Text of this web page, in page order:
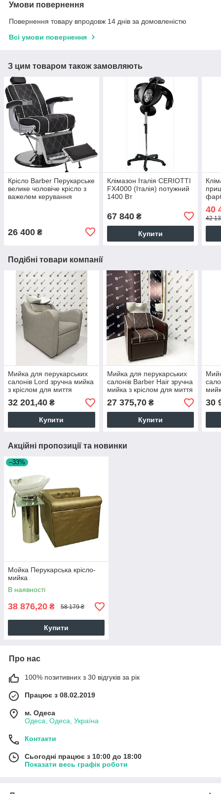
Умови повернення
Повернення товару впродовж 14 днів за домовленістю
Всі умови повернення
З цим товаром також замовляють
Крісло Barber Перукарське
велике чоловіче крісло з
важелем керування
26 400 ₴
Клімазон Італія CERIOTTI
FX4000 (Італія) потужний
1400 Вт
67 840₴
Купити
40
42
Подібні товари компанії
Мийка для перукарських
салонів Lord зручна мийка
з кріслом для миття
голови в барбершоп
VM2034
32 201,40 ₴
Купити
Мийка для перукарських
салонів Barber Hair зручна
мийка з кріслом для миття
голови VM2044
27 375,70₴
Купити
30
Акційні пропозиції та новинки
–33%
Мойка Перукарська крісло-
мийка
В наявності
38 876,20 ₴ 58 179 ₴
Купити
Про нас
100% позитивних з 30 відгуків за рік
Працює з 08.02.2019
м. Одеса
Одеса, Одеса, Україна
Контакти
Сьогодні працює з 10:00 до 18:00
Показати весь графік роботи